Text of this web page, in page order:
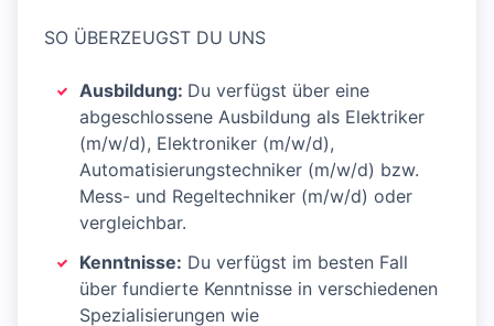
SO ÜBERZEUGST DU UNS
Ausbildung: Du verfügst über eine
abgeschlossene Ausbildung als Elektriker
(m/w/d), Elektroniker (m/w/d),
Automatisierungstechniker (m/w/d) bzw.
Mess- und Regeltechniker (m/w/d) oder
vergleichbar.
Kenntnisse: Du verfügst im besten Fall
über fundierte Kenntnisse in verschiedenen
Spezialisierungen wie